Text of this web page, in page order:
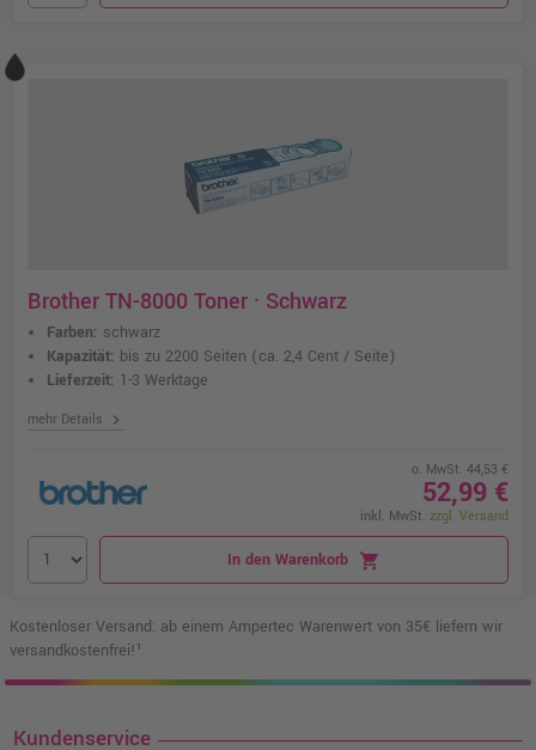
Brother TN-8000 Toner · Schwarz
Farben: schwarz
Kapazität: bis zu 2200 Seiten (ca. 2,4 Cent / Seite)
Lieferzeit: 1-3 Werktage
mehr Details chevron_right
o. MwSt. 44,53 €
52,99 €
inkl. MwSt. zzgl. Versand
In den Warenkorb shopping_cart
Kostenloser Versand: ab einem Ampertec Warenwert von 35€ liefern wir
versandkostenfrei!¹
Kundenservice